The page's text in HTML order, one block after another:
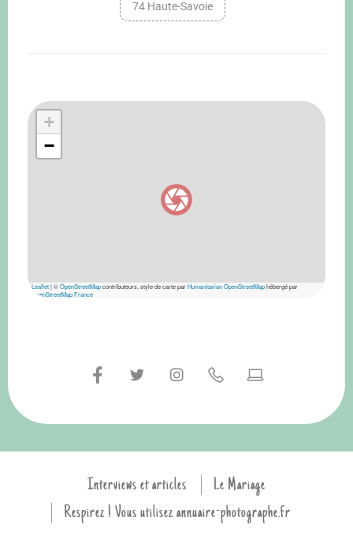
74 Haute-Savoie
+
−
Leaflet|©OpenStreetMapcontributeurs, style de carte parHumanitarian OpenStreetMaphébergé par
OpenStreetMap France
Interviews et articles
Le Mariage
Respirez ! Vous utilisez annuaire-photographe.fr